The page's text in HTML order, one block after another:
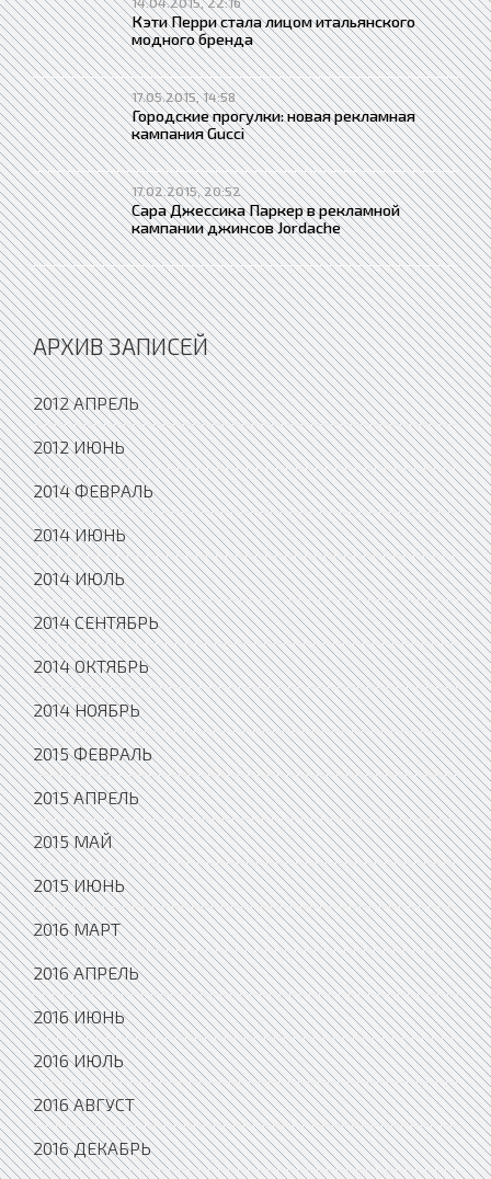
Кэти Перри стала лицом итальянского
модного бренда
17.05.2015, 14:58
Городские прогулки: новая рекламная
кампания Gucci
17.02.2015, 20:52
Сара Джессика Паркер в рекламной
кампании джинсов Jordache
АРХИВ ЗАПИСЕЙ
2012 АПРЕЛЬ
2012 ИЮНЬ
2014 ФЕВРАЛЬ
2014 ИЮНЬ
2014 ИЮЛЬ
2014 СЕНТЯБРЬ
2014 ОКТЯБРЬ
2014 НОЯБРЬ
2015 ФЕВРАЛЬ
2015 АПРЕЛЬ
2015 МАЙ
2015 ИЮНЬ
2016 МАРТ
2016 АПРЕЛЬ
2016 ИЮНЬ
2016 ИЮЛЬ
2016 АВГУСТ
2016 ДЕКАБРЬ